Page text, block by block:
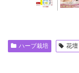
ハーブ栽培 花壇